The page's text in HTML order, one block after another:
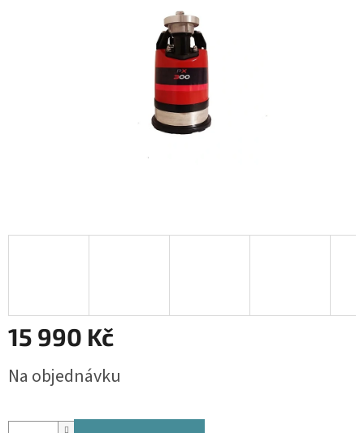
15 990 Kč
cena:
Na objednávku